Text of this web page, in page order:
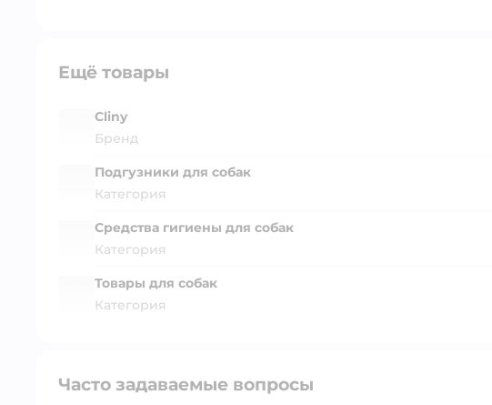
Ещё товары
Cliny
Бренд
Подгузники для собак
Категория
Средства гигиены для собак
Категория
Товары для собак
Категория
Часто задаваемые вопросы